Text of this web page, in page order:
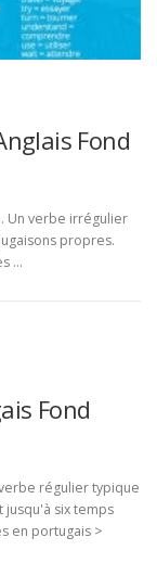
Fond
Un verbe irrégulier
propres.
…
Fond
régulier typique
six temps
en portugais >